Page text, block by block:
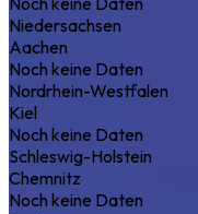
Niedersachsen
Aachen
Noch keine Daten
Nordrhein-Westfalen
Kiel
Noch keine Daten
Schleswig-Holstein
Chemnitz
Noch keine Daten